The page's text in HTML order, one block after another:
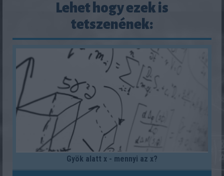
Lehet hogy ezek is
tetszenének:
Gyök alatt x - mennyi az x?